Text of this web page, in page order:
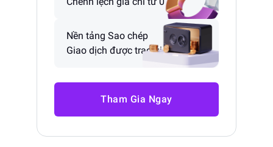
Nền tảng Sao chép
Giao dịch được trao giải
Tham Gia Ngay